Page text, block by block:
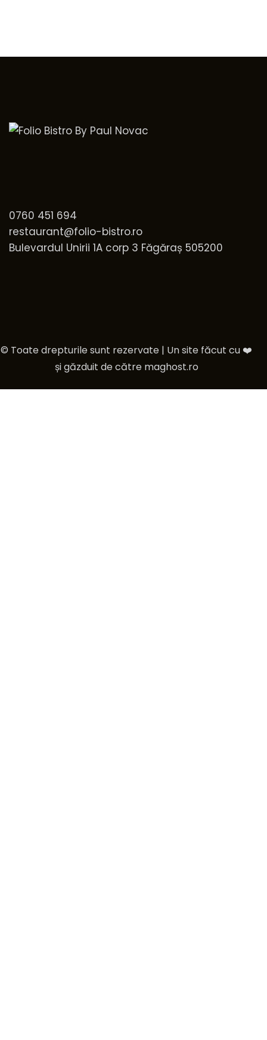
0760 451 694
restaurant@folio-bistro.ro
Bulevardul Unirii 1A corp 3 Făgăraș 505200
© Toate drepturile sunt rezervate | Un site făcut cu ❤️
și găzduit de către maghost.ro